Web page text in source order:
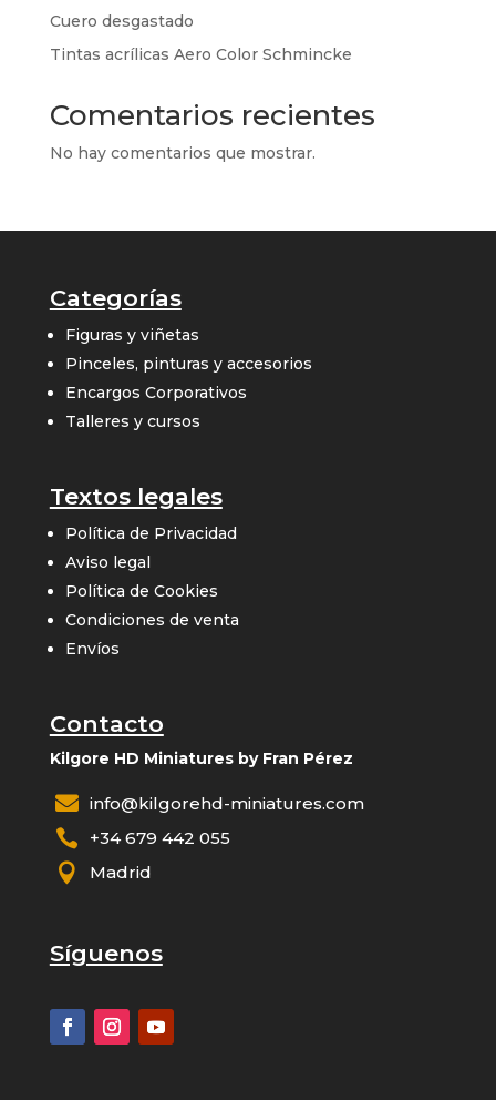
Cuero desgastado
Tintas acrílicas Aero Color Schmincke
Comentarios recientes
No hay comentarios que mostrar.
Categorías
Figuras y viñetas
Pinceles, pinturas y accesorios
Encargos Corporativos
Talleres y cursos
Textos legales
Política de Privacidad
Aviso legal
Política de Cookies
Condiciones de venta
Envíos
Contacto
Kilgore HD Miniatures by Fran Pérez
 info@kilgorehd-miniatures.com
 +34 679 442 055
 Madrid
Síguenos